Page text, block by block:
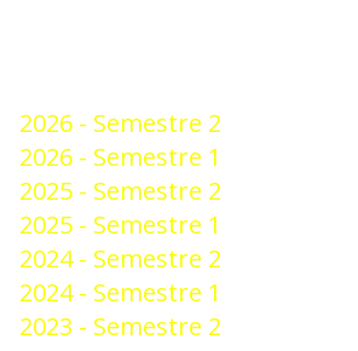
2026 - Semestre 2
2026 - Semestre 1
2025 - Semestre 2
2025 - Semestre 1
2024 - Semestre 2
2024 - Semestre 1
2023 - Semestre 2